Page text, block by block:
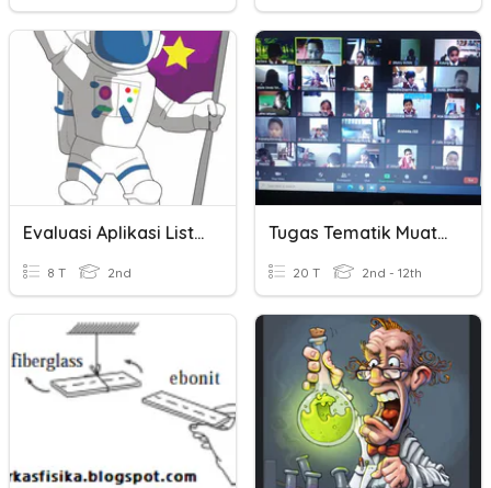
Evaluasi Aplikasi Listrik Statis
8 T 2nd
Tugas Tematik Muatan IPA Dan IPS
20 T 2nd - 12th